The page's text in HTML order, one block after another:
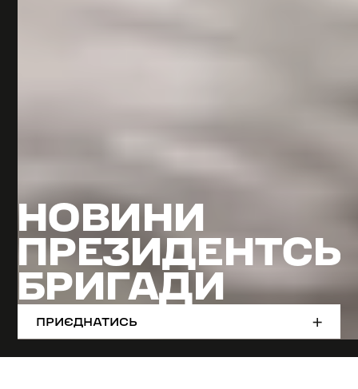
НОВИНИ
БРИГАДИ
ПРИЄДНАТИСЬ